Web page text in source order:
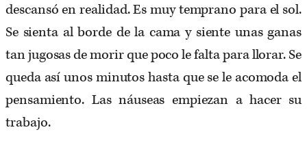
descansó en realidad. Es muy temprano para el sol.
Se sienta al borde de la cama y siente unas ganas
tan jugosas de morir que poco le falta para llorar. Se
queda así unos minutos hasta que se le acomoda el
pensamiento. Las náuseas empiezan a hacer su
trabajo.